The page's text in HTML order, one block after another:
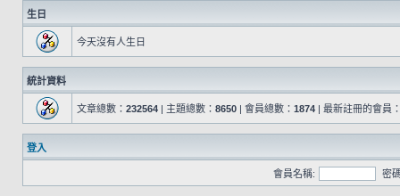
生日
今天沒有人生日
統計資料
文章總數： 232564 | 主題總數： 8650 | 會員總數： 1874 | 最新註冊的會員
登入
會員名稱: 密